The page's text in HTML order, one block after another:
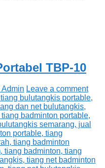
TBP-10
Admin Leave a comment